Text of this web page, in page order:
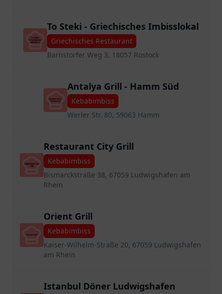
To Steki - Griechisches Imbisslokal
Griechisches Restaurant
Barnstorfer Weg 3, 18057 Rostock
Antalya Grill - Hamm Süd
Kebabimbiss
Werler Str. 80, 59063 Hamm
Restaurant City Grill
Kebabimbiss
Bismarckstraße 38, 67059 Ludwigshafen am
Rhein
Orient Grill
Kebabimbiss
Kaiser-Wilhelm-Straße 20, 67059 Ludwigshafen
am Rhein
Istanbul Döner Ludwigshafen